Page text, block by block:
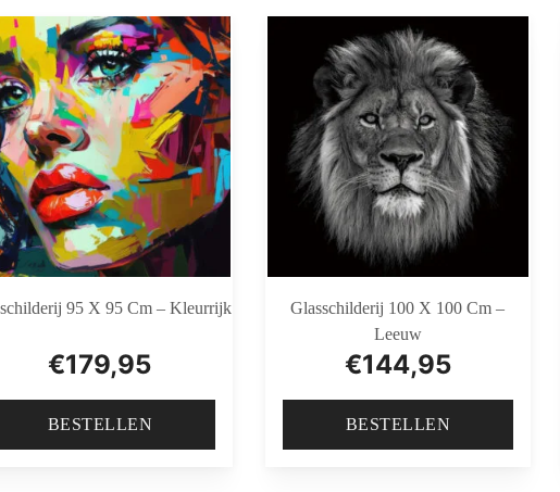
95 X 95 Cm – Kleurrijk
€179,95
BESTELLEN
Glasschilderij 100 X 100 Cm –
Leeuw
€144,95
BESTELLEN